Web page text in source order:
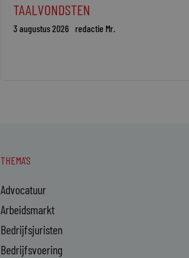
TAALVONDSTEN
3 augustus 2026 redactie Mr.
THEMA'S
Advocatuur
Arbeidsmarkt
Bedrijfsjuristen
Bedrijfsvoering